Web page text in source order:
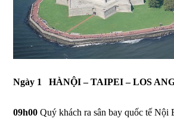
Ngày 1HÀNỘI – TAIPEI – LOS
09h00 Quý khách ra sân bay quốc tế Nội